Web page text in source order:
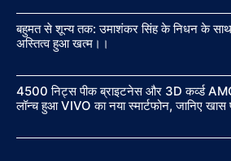
बहुमत से शून्य तक: उमाशंकर सिंह के निधन के साथ
अस्तित्व हुआ खत्म।।
4500 निट्स पीक ब्राइटनेस और 3D कर्व्ड
लॉन्च हुआ VIVO का नया स्मार्टफोन, जानिए खास